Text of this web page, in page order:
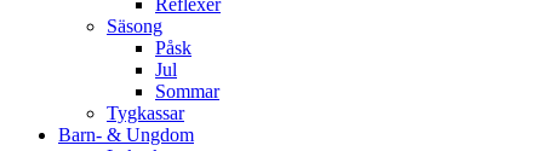
Reflexer
Säsong
Påsk
Jul
Sommar
Tygkassar
Barn- & Ungdom